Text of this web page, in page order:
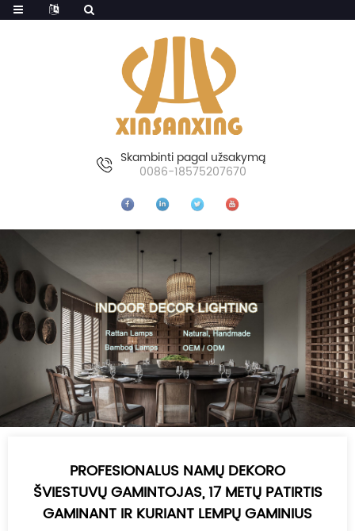
Skambinti pagal užsakymą
0086-18575207670
PROFESIONALUS NAMŲ DEKORO
ŠVIESTUVŲ GAMINTOJAS, 17 METŲ PATIRTIS
GAMINANT IR KURIANT LEMPŲ GAMINIUS